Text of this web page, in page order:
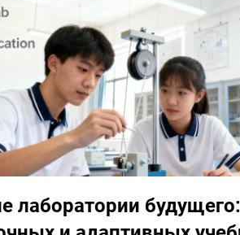
лаборатории